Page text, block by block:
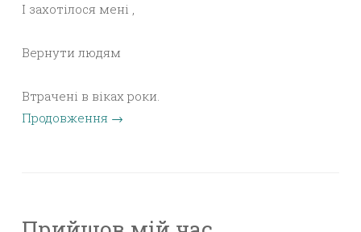
І захотілося мені ,
Вернути людям
Втрачені в віках роки.
Продовження →